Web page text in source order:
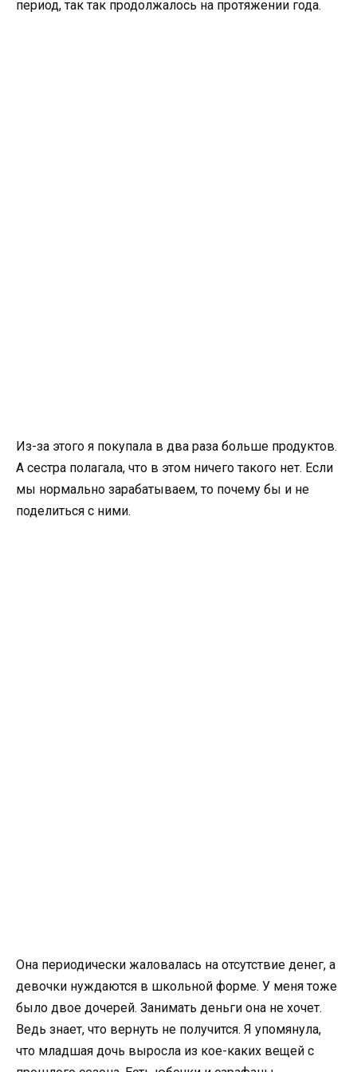
период, так так продолжалось на протяжении года.
Из-за этого я покупала в два раза больше продуктов.
А сестра полагала, что в этом ничего такого нет. Если
мы нормально зарабатываем, то почему бы и не
поделиться с ними.
Она периодически жаловалась на отсутствие денег, а
девочки нуждаются в школьной форме. У меня тоже
было двое дочерей. Занимать деньги она не хочет.
Ведь знает, что вернуть не получится. Я упомянула,
что младшая дочь выросла из кое-каких вещей с